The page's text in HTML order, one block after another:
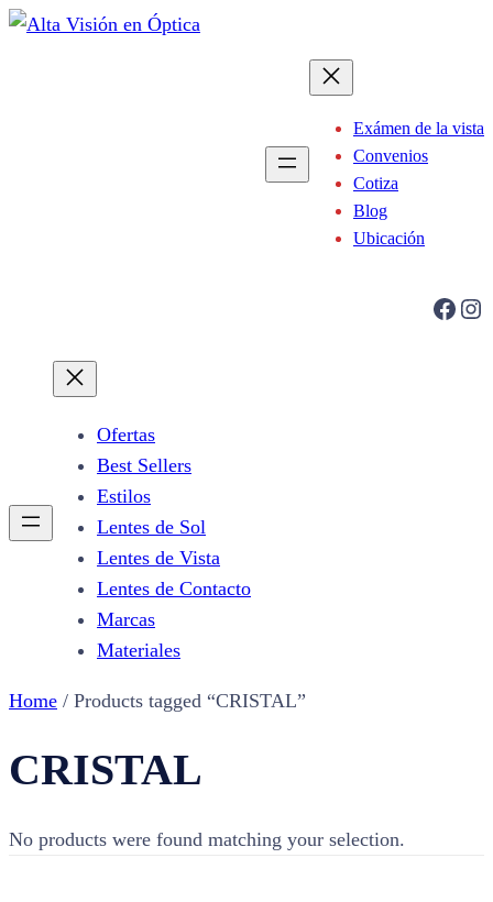
Saltar
Exámen de la vista
Convenios
Cotiza
Blog
Ubicación
Facebook Instagram
Ofertas
Best Sellers
Estilos
Lentes de Sol
Lentes de Vista
Lentes de Contacto
Marcas
Materiales
Home / Products tagged “CRISTAL”
CRISTAL
No products were found matching your selection.